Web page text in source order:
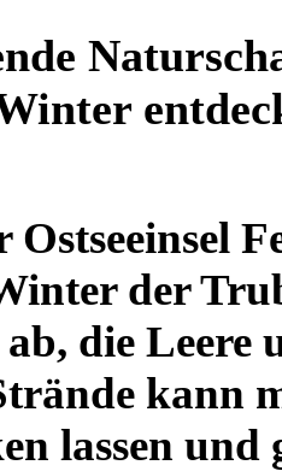
Ostseeinsel
der
die Leere
kann
lassen und